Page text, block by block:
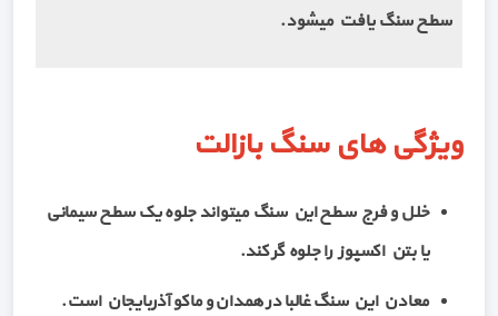
سطح سنگ یافت میشود.
ویژگی های سنگ بازالت
خلل و فرج سطح این سنگ میتواند جلوه یک سطح سیمانی
یا بتن اکسپوز را جلوه گر کند.
معادن این سنگ غالبا در همدان و ماکو آذربایجان است.